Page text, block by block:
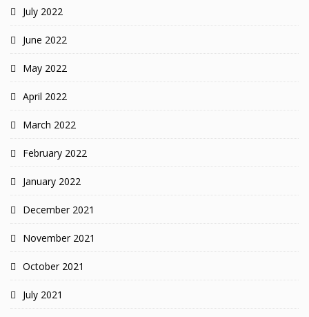
July 2022
June 2022
May 2022
April 2022
March 2022
February 2022
January 2022
December 2021
November 2021
October 2021
July 2021